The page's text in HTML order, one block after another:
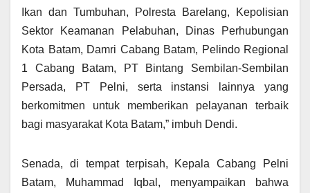
Ikan dan Tumbuhan, Polresta Barelang, Kepolisian
Sektor Keamanan Pelabuhan, Dinas Perhubungan
Kota Batam, Damri Cabang Batam, Pelindo Regional
1 Cabang Batam, PT Bintang Sembilan-Sembilan
Persada, PT Pelni, serta instansi lainnya yang
berkomitmen untuk memberikan pelayanan terbaik
bagi masyarakat Kota Batam,” imbuh Dendi.
Senada, di tempat terpisah, Kepala Cabang Pelni
Batam, Muhammad Iqbal, menyampaikan bahwa